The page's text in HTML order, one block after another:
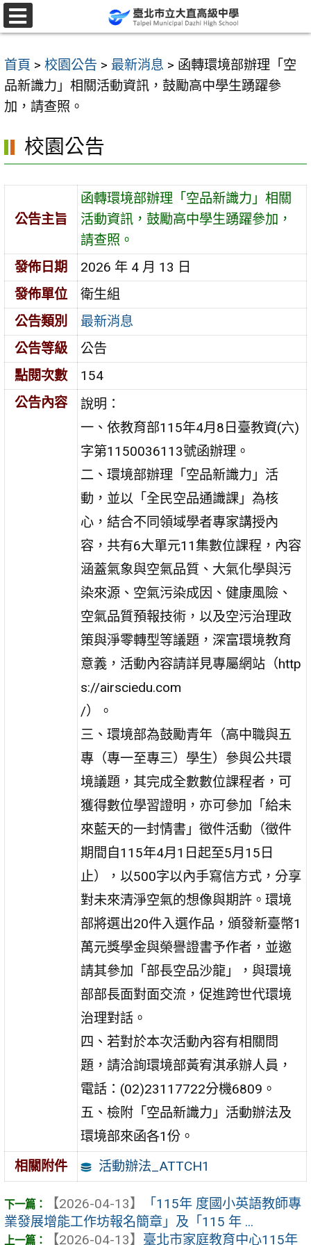
跳
至
要
內
容
首頁 > 校園公告 > 最新消息 > 函轉環境部辦理「空
品新識力」相關活動資訊，鼓勵高中學生踴躍參
加，請查照。
校園公告
公告主旨
函轉環境部辦理「空品新識力」相關
活動資訊，鼓勵高中學生踴躍參加，
請查照。
發佈日期
2026 年 4 月 13 日
發佈單位
衛生組
公告類別
最新消息
公告等級
公告
點閱次數
154
公告內容
說明：
一、依教育部115年4月8日臺教資(六)
字第1150036113號函辦理。
二、環境部辦理「空品新識力」活
動，並以「全民空品通識課」為核
心，結合不同領域學者專家講授內
容，共有6大單元11集數位課程，內容
涵蓋氣象與空氣品質、大氣化學與污
染來源、空氣污染成因、健康風險、
空氣品質預報技術，以及空污治理政
策與淨零轉型等議題，深富環境教育
意義，活動內容請詳見專屬網站（http
s://airsciedu.com
/）。
三、環境部為鼓勵青年（高中職與五
專（專一至專三）學生）參與公共環
境議題，其完成全數數位課程者，可
獲得數位學習證明，亦可參加「給未
來藍天的一封情書」徵件活動（徵件
期間自115年4月1日起至5月15日
止），以500字以內手寫信方式，分享
對未來清淨空氣的想像與期許。環境
部將選出20件入選作品，頒發新臺幣1
萬元獎學金與榮譽證書予作者，並邀
請其參加「部長空品沙龍」，與環境
部部長面對面交流，促進跨世代環境
治理對話。
四、若對於本次活動內容有相關問
題，請洽詢環境部黃宥淇承辦人員，
電話：(02)23117722分機6809。
五、檢附「空品新識力」活動辦法及
環境部來函各1份。
相關附件
活動辦法_ATTCH1
【2026-04-13】
「115年 度國小英語教師專
業發展增能工作坊報名簡章」及「115 年 ...
【2026-04-13】 臺北市家庭教育中心115年
選
單